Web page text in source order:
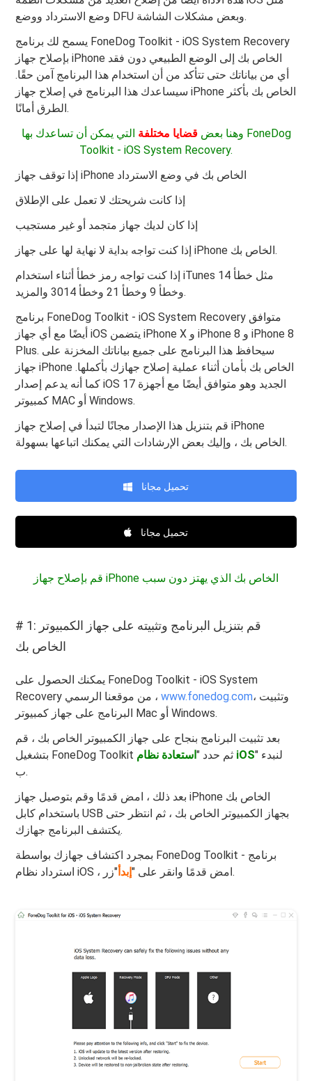
وضع الاسترداد ووضع DFU وبعض مشكلات الشاشة.
يسمح لك برنامج FoneDog Toolkit - iOS System Recovery
بإصلاح جهاز iPhone الخاص بك إلى الوضع الطبيعي دون فقد
أي من بياناتك حتى تتأكد من أن استخدام هذا البرنامج آمن حقًا.
سيساعدك هذا البرنامج في إصلاح جهاز iPhone الخاص بك بأكثر
الطرق أمانًا.
وهنا بعض قضايا مختلفة التي يمكن أن تساعدك بها FoneDog
Toolkit - iOS System Recovery.
إذا توقف جهاز iPhone الخاص بك في وضع الاسترداد
إذا كانت شريحتك لا تعمل على الإطلاق
إذا كان لديك جهاز متجمد أو غير مستجيب
إذا كنت تواجه بداية لا نهاية لها على جهاز iPhone الخاص بك.
إذا كنت تواجه رمز خطأ أثناء استخدام iTunes مثل خطأ 14
وخطأ 9 وخطأ 21 وخطأ 3014 والمزيد.
برنامج FoneDog Toolkit - iOS System Recovery متوافق
أيضًا مع أي جهاز iOS يتضمن iPhone X و iPhone 8 و iPhone 8
Plus. سيحافظ هذا البرنامج على جميع بياناتك المخزنة على
جهاز iPhone الخاص بك بأمان أثناء عملية إصلاح جهازك بأكملها.
كما أنه يدعم إصدار iOS 17 الجديد وهو متوافق أيضًا مع أجهزة
كمبيوتر MAC أو Windows.
قم بتنزيل هذا الإصدار مجانًا لتبدأ في إصلاح جهاز iPhone
الخاص بك ، وإليك بعض الإرشادات التي يمكنك اتباعها بسهولة.
تحميل مجانا
تحميل مجانا
قم بإصلاح جهاز iPhone الخاص بك الذي يهتز دون سبب
# 1: قم بتنزيل البرنامج وتثبيته على جهاز الكمبيوتر
الخاص بك
يمكنك الحصول على FoneDog Toolkit - iOS System
Recovery من موقعنا الرسمي ،www.fonedog.com، وتثبيت
البرنامج على جهاز كمبيوتر Mac أو Windows.
بعد تثبيت البرنامج بنجاح على جهاز الكمبيوتر الخاص بك ، قم
بتشغيل FoneDog Toolkit ثم حدد " استعادة نظام iOS" لنبدء
ب.
بعد ذلك ، امض قدمًا وقم بتوصيل جهاز iPhone الخاص بك
باستخدام كابل USB بجهاز الكمبيوتر الخاص بك ، ثم انتظر حتى
يكتشف البرنامج جهازك.
بمجرد اكتشاف جهازك بواسطة FoneDog Toolkit - برنامج
استرداد نظام iOS ، امض قدمًا وانقر على "إبدأ "زر.